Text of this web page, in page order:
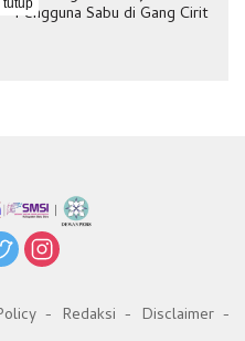
Pengguna Sabu di Gang Cirit
Redaksi
Disclaimer
tutup